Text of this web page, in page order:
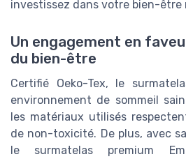
investissez dans votre bien-être
Un engagement en
du bien-être
Certifié Oeko-Tex, le
environnement de sommeil
les matériaux utilisés
de non-toxicité. De plus, avec
le surmatelas premium